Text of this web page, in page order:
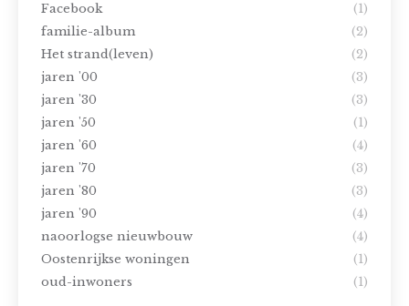
Facebook
(1)
familie-album
(2)
Het strand(leven)
(2)
jaren '00
(3)
jaren '30
(3)
jaren '50
(1)
jaren '60
(4)
jaren '70
(3)
jaren '80
(3)
jaren '90
(4)
naoorlogse nieuwbouw
(4)
Oostenrijkse woningen
(1)
oud-inwoners
(1)